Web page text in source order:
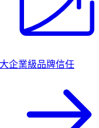
企業級品牌信任